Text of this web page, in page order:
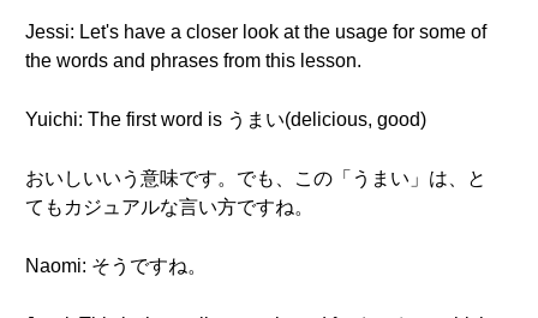
Jessi: Let's have a closer look at the usage for some of
the words and phrases from this lesson.
Yuichi: The first word is うまい(delicious, good)
おいしいいう意味です。でも、この「うまい」は、と
てもカジュアルな言い方ですね。
Naomi: そうですね。